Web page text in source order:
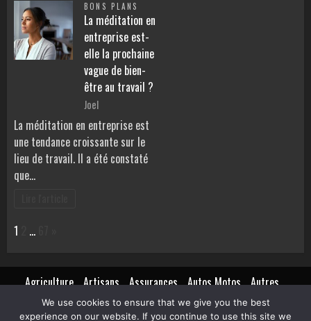
BONS PLANS
La méditation en
entreprise est-
elle la prochaine
vague de bien-
être au travail ?
Joel
La méditation en entreprise est
une tendance croissante sur le
lieu de travail. Il a été constaté
que…
Page:
1 …
Agriculture Artisans Assurances Autos Motos Autres
Beauté
Bons plans Finances Immobilier Mariages Mode
Pratique Santé services entreprises Sports et loisirs
We use cookies to ensure that we give you the best
experience on our website. If you continue to use this site we